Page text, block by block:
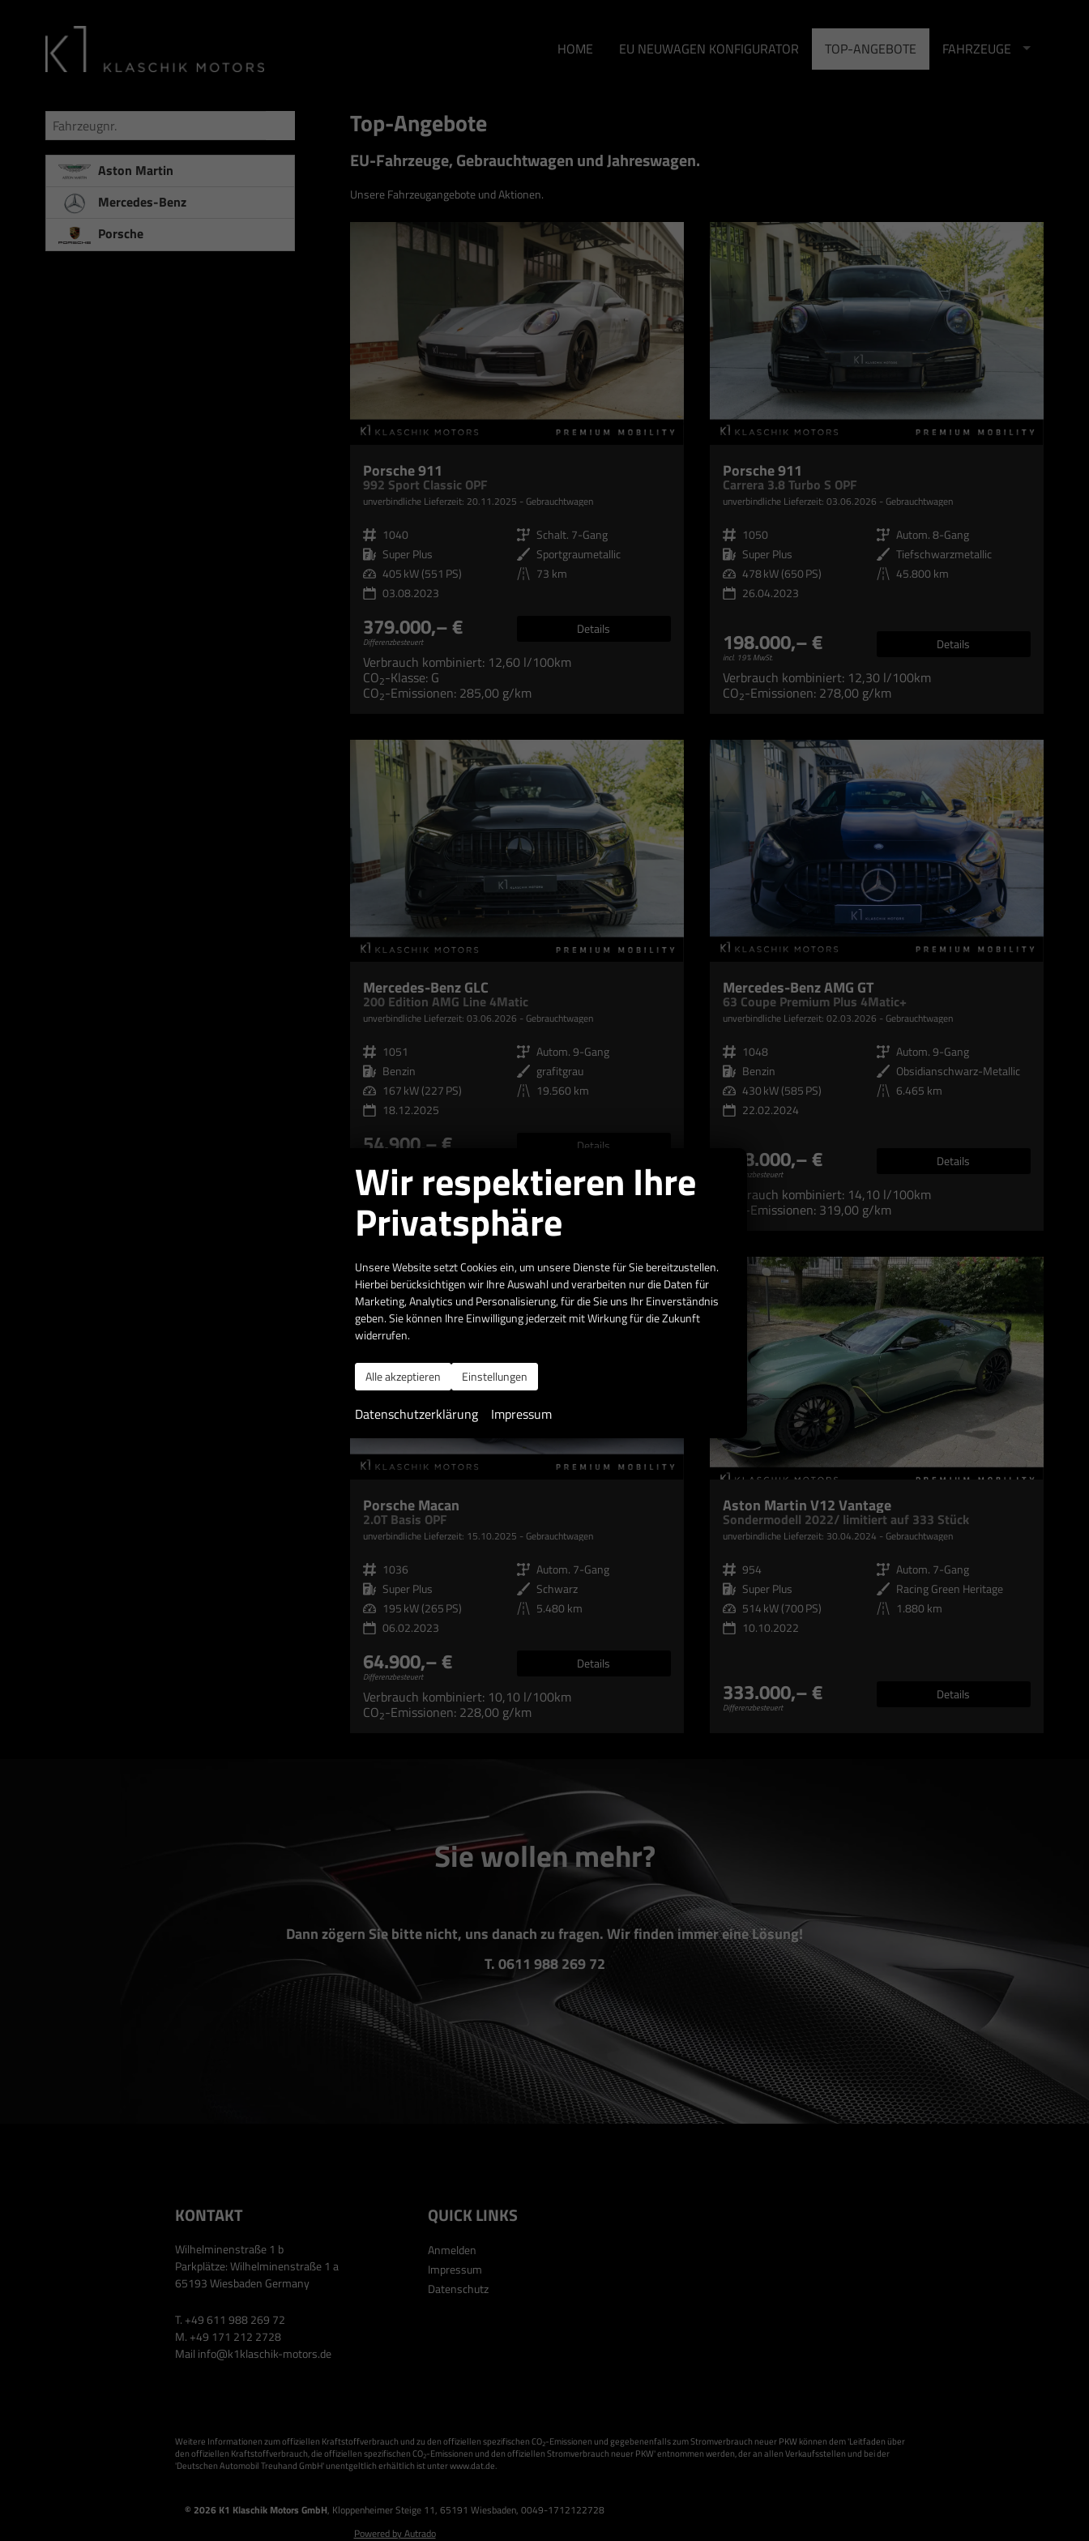
HOME EU NEUWAGEN KONFIGURATOR TOP-ANGEBOTE FAHRZEUGE
Top-Angebote
EU-Fahrzeuge, Gebrauchtwagen und Jahreswagen.
Unsere Fahrzeugangebote und Aktionen.
Porsche 911
992 Sport Classic OPF
unverbindliche Lieferzeit: 20.11.2025 Gebrauchtwagen
Fahrzeugnr. 1040 Getriebe Schalt. 7-Gang
Kraftstoff Super Plus Außenfarbe Sportgraumetallic
Leistung 405 kW (551 PS) Kilometerstand 73 km
03.08.2023
379.000,– €
Differenzbesteuert
Details
Verbrauch kombiniert: 12,60 l/100km
CO2-Klasse: G
CO2-Emissionen: 285,00 g/km
Porsche 911
Carrera 3.8 Turbo S OPF
unverbindliche Lieferzeit: 03.06.2026 Gebrauchtwagen
Fahrzeugnr. 1050 Getriebe Autom. 8-Gang
Kraftstoff Super Plus Außenfarbe Tiefschwarzmetallic
Leistung 478 kW (650 PS) Kilometerstand 45.800 km
26.04.2023
198.000,– €
incl. 19% MwSt.
Details
Verbrauch kombiniert: 12,30 l/100km
CO2-Emissionen: 278,00 g/km
Mercedes-Benz GLC
200 Edition AMG Line 4Matic
unverbindliche Lieferzeit: 03.06.2026 Gebrauchtwagen
Fahrzeugnr. 1051 Getriebe Autom. 9-Gang
Kraftstoff Benzin Außenfarbe grafitgrau
Leistung 167 kW (227 PS) Kilometerstand 19.560 km
18.12.2025
54.900,– € Details
Verbrauch kombiniert:7,20 l/100km
CO2-Klasse: F
CO2 -Emissionen: 164,00 g/km
Mercedes-Benz AMG GT
63 Coupe Premium Plus 4Matic+
unverbindliche Lieferzeit: 02.03.2026 Gebrauchtwagen
Fahrzeugnr. 1048 Getriebe Autom. 9-Gang
Kraftstoff Benzin Außenfarbe Obsidianschwarz-Metallic
Leistung 430 kW (585 PS) Kilometerstand 6.465 km
22.02.2024
158.000,– €
Differenzbesteuert
Details
Verbrauch kombiniert: 14,10 l/100km
-Emissionen: 319,00 g/km
Porsche Macan
2.0T Basis OPF
unverbindliche Lieferzeit: 15.10.2025 Gebrauchtwagen
Fahrzeugnr. 1036 Getriebe Autom. 7-Gang
Kraftstoff Super Plus Außenfarbe Schwarz
Leistung 195 kW (265 PS) Kilometerstand 5.480 km
06.02.2023
64.900,– €
Differenzbesteuert
Details
Verbrauch kombiniert: 10,10 l/100km
CO2-Emissionen: 228,00 g/km
Aston Martin V12 Vantage
Sondermodell 2022/ limitiert auf 333 Stück
unverbindliche Lieferzeit: 30.04.2024 Gebrauchtwagen
Fahrzeugnr. 954 Getriebe Autom. 7-Gang
Kraftstoff Super Plus Außenfarbe Racing Green Heritage
Leistung 514 kW (700 PS) Kilometerstand 1.880 km
10.10.2022
333.000,– €
Differenzbesteuert
Details
Fahrzeugnr.
Aston Martin
Mercedes-Benz
Porsche
Sie wollen mehr?
Dann zögern Sie bitte nicht, uns danach zu fragen. Wir finden immer eine Lösung!
T. 0611 988 269 72
KONTAKT
Wilhelminenstraße 1 b
Parkplätze: Wilhelminenstraße 1 a
65193 Wiesbaden Germany
T. +49 611 988 269 72
M. +49 171 212 2728
Mail info@k1klaschik-motors.de
QUICK LINKS
Anmelden
Impressum
Datenschutz
Weitere Informationen zum offiziellen Kraftstoffverbrauch und zu den offiziellen spezifischen CO2-Emissionen und gegebenenfalls zum Stromverbrauch neuer PKW können dem 'Leitfaden über
den offiziellen Kraftstoffverbrauch, die offiziellen spezifischen CO2-Emissionen und den offiziellen Stromverbrauch neuer PKW' entnommen werden, der an allen Verkaufsstellen und bei der
'Deutschen Automobil Treuhand GmbH' unentgeltlich erhältlich ist unter www.dat.de.
© 2026 K1 Klaschik Motors GmbH, Kloppenheimer Steige 11, 65191 Wiesbaden, 0049-1712122728
Powered by Autrado
Wir respektieren Ihre
Privatsphäre
Unsere Website setzt Cookies ein, um unsere Dienste für Sie bereitzustellen.
Hierbei berücksichtigen wir Ihre Auswahl und verarbeiten nur die Daten für
Marketing, Analytics und Personalisierung, für die Sie uns Ihr Einverständnis
geben. Sie können Ihre Einwilligung jederzeit mit Wirkung für die Zukunft
widerrufen.
Alle akzeptieren Einstellungen
Datenschutzerklärung Impressum